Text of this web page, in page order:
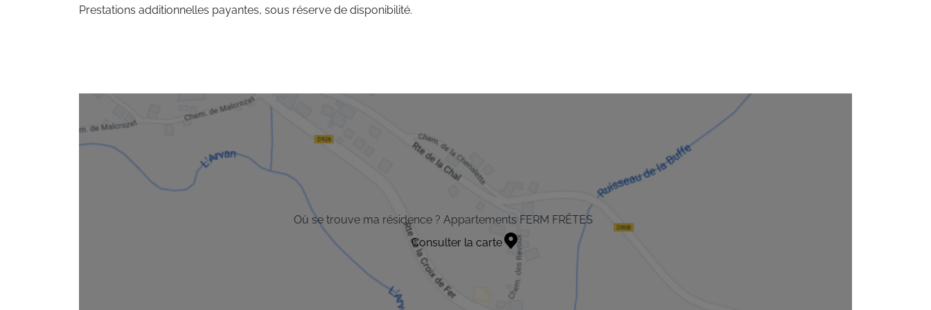
Prestations additionnelles payantes, sous réserve de disponibilité.
Où se trouve ma résidence ? Appartements FERM FRÊTES
Consulter la carte